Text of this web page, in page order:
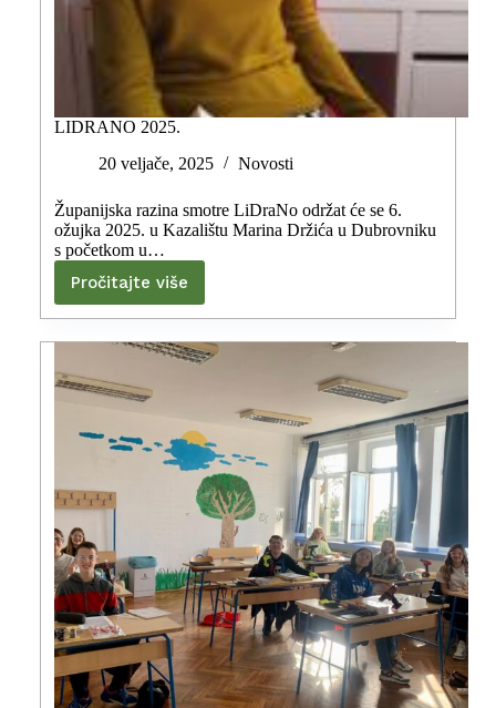
LIDRANO 2025.
20 veljače, 2025
Novosti
Županijska razina smotre LiDraNo održat će se 6.
ožujka 2025. u Kazalištu Marina Držića u Dubrovniku
s početkom u…
Pročitajte više